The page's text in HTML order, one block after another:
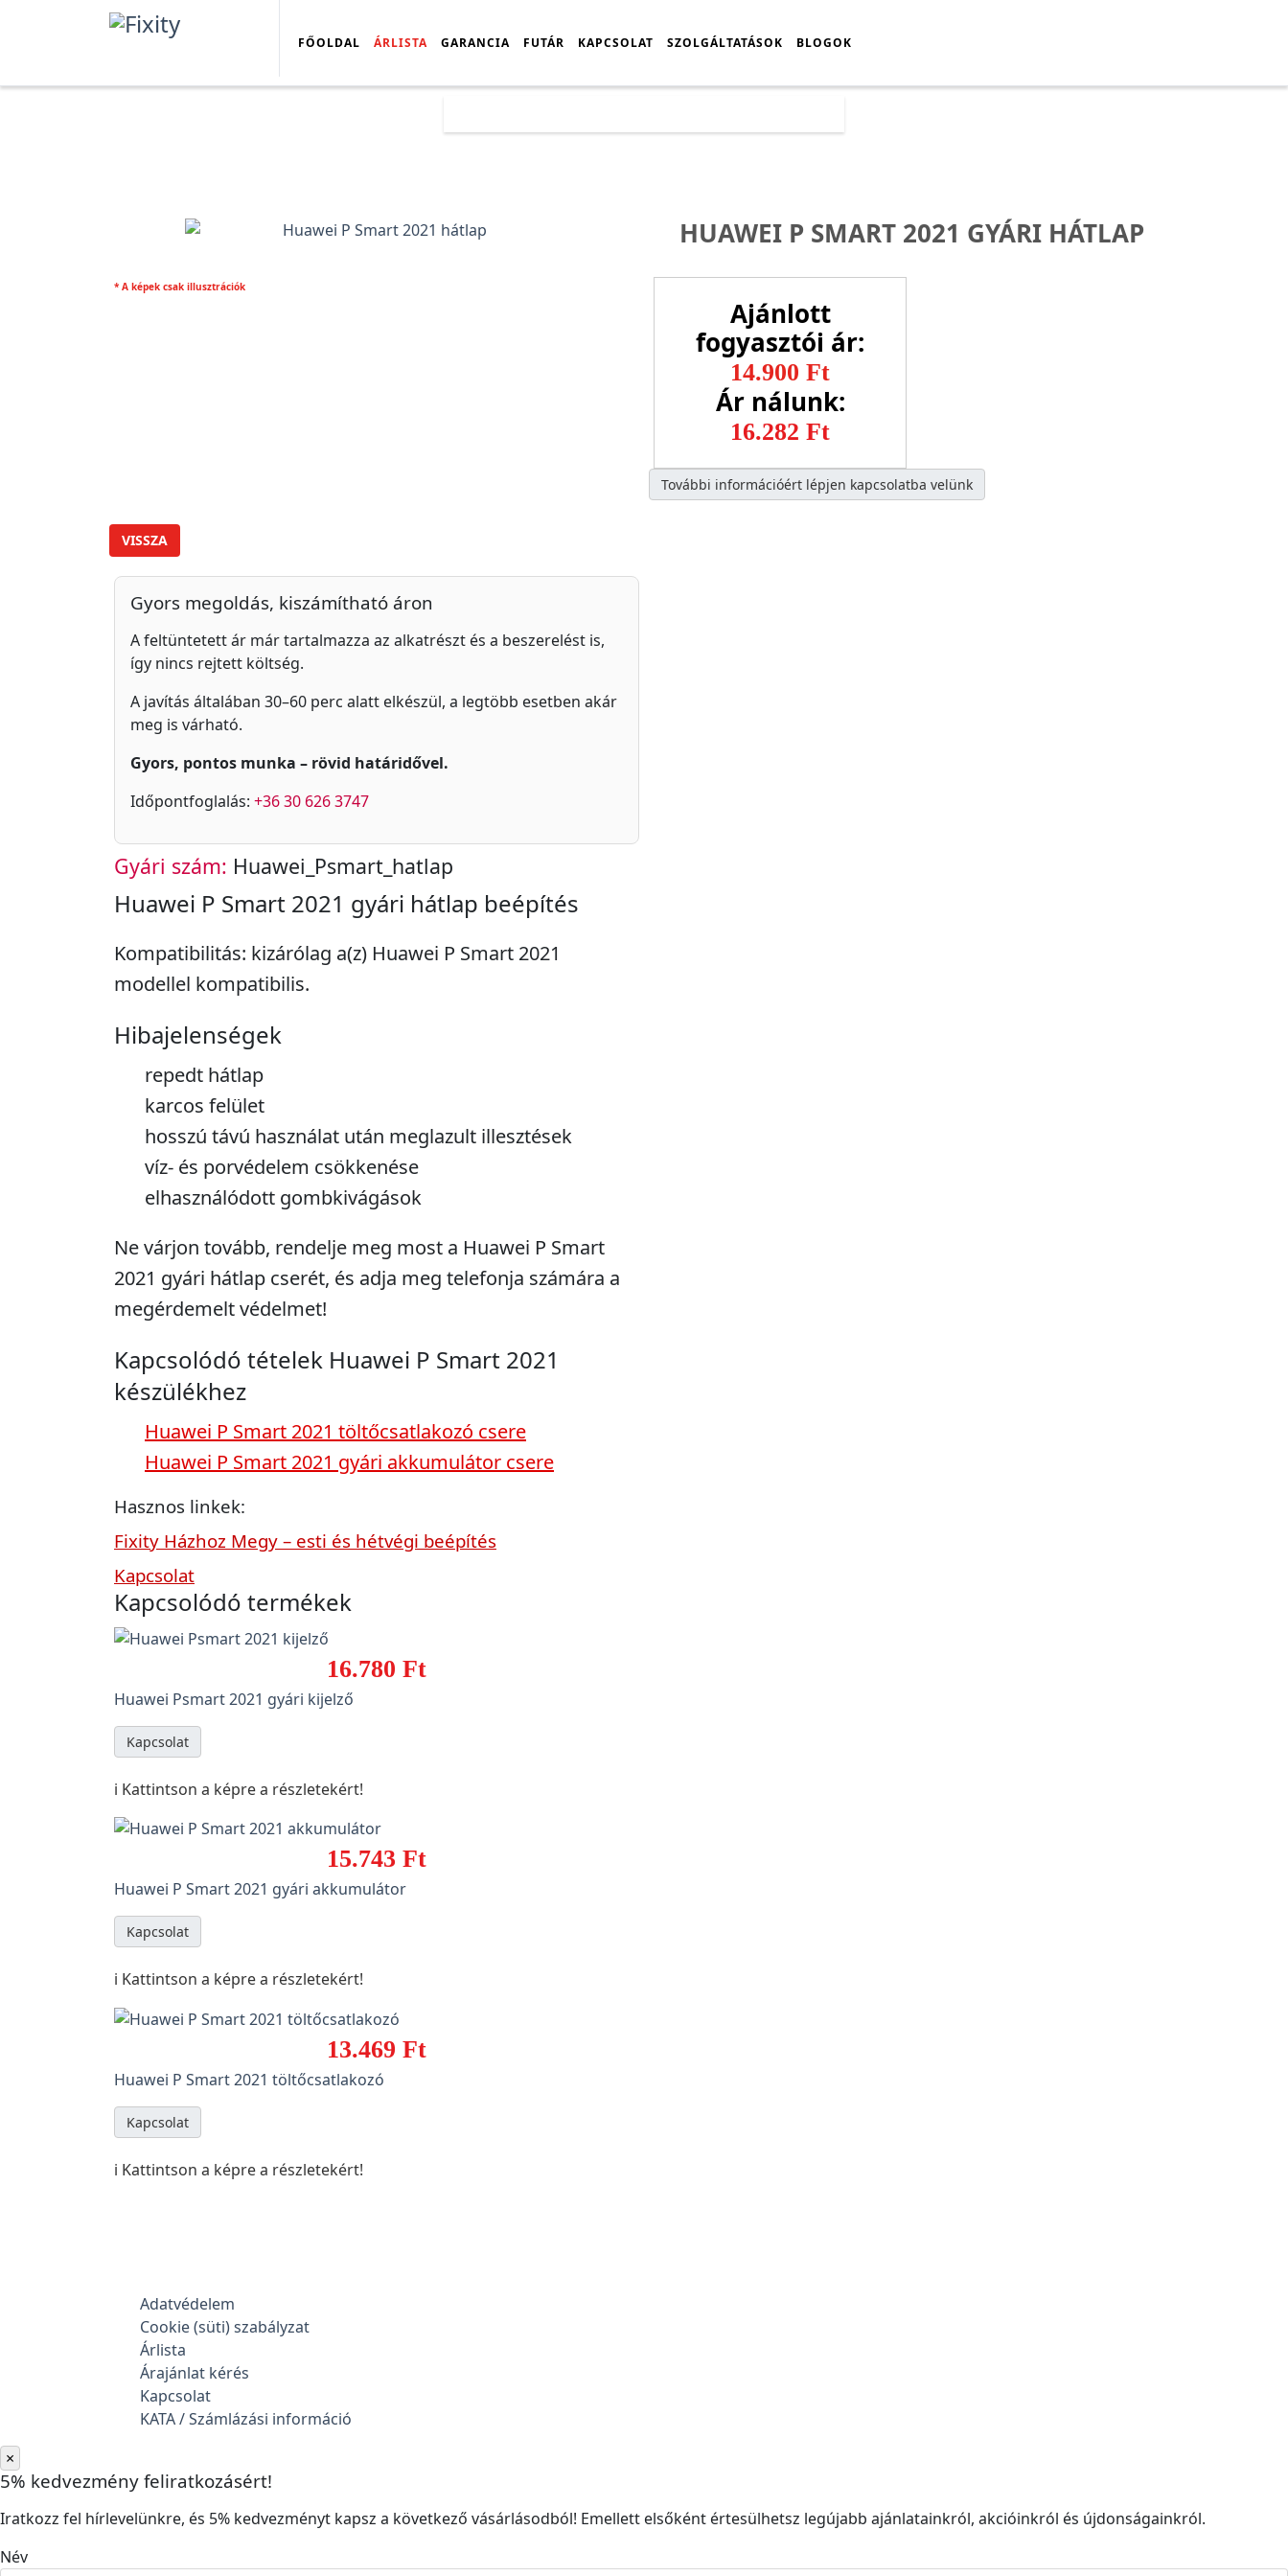
FŐOLDAL ÁRLISTA GARANCIA FUTÁR KAPCSOLAT SZOLGÁLTATÁSOK BLOGOK
* A képek csak illusztrációk
HUAWEI P SMART 2021 GYÁRI HÁTLAP
Ajánlott
fogyasztói ár:
14.900 Ft
Ár nálunk:
16.282 Ft
További információért lépjen kapcsolatba velünk
VISSZA
Gyors megoldás, kiszámítható áron
A feltüntetett ár már tartalmazza az alkatrészt és a beszerelést is,
így nincs rejtett költség.
A javítás általában 30–60 perc alatt elkészül, a legtöbb esetben akár
meg is várható.
Gyors, pontos munka – rövid határidővel.
Időpontfoglalás: +36 30 626 3747
Gyári szám: Huawei_Psmart_hatlap
Huawei P Smart 2021 gyári hátlap beépítés
Kompatibilitás: kizárólag a(z) Huawei P Smart 2021
modellel kompatibilis.
Hibajelenségek
repedt hátlap
karcos felület
hosszú távú használat után meglazult illesztések
víz- és porvédelem csökkenése
elhasználódott gombkivágások
Ne várjon tovább, rendelje meg most a Huawei P Smart
2021 gyári hátlap cserét, és adja meg telefonja számára a
megérdemelt védelmet!
Kapcsolódó tételek Huawei P Smart 2021
készülékhez
Huawei P Smart 2021 töltőcsatlakozó csere
Huawei P Smart 2021 gyári akkumulátor csere
Hasznos linkek:
Fixity Házhoz Megy – esti és hétvégi beépítés
Kapcsolat
Kapcsolódó termékek
16.780 Ft
Huawei Psmart 2021 gyári kijelző
Kapcsolat
ℹ️ Kattintson a képre a részletekért!
15.743 Ft
Huawei P Smart 2021 gyári akkumulátor
Kapcsolat
ℹ️ Kattintson a képre a részletekért!
13.469 Ft
Huawei P Smart 2021 töltőcsatlakozó
Kapcsolat
ℹ️ Kattintson a képre a részletekért!
Adatvédelem
Cookie (süti) szabályzat
Árlista
Árajánlat kérés
Kapcsolat
KATA / Számlázási információ
×
5% kedvezmény feliratkozásért!
Iratkozz fel hírlevelünkre, és 5% kedvezményt kapsz a következő vásárlásodból! Emellett elsőként értesülhetsz legújabb ajánlatainkról, akcióinkról és újdonságainkról.
Név